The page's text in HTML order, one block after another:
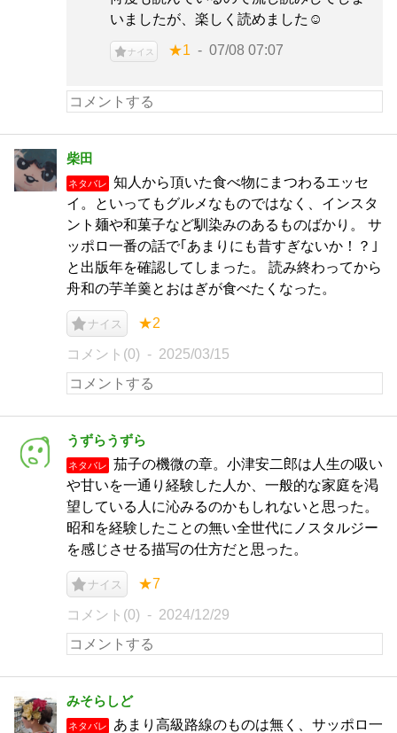
いましたが、楽しく読めました☺️
ナイス ★1 07/08 07:07
柴田
ネタバレ
知人から頂いた食べ物にまつわるエッセ
イ。といってもグルメなものではなく、インスタ
ント麺や和菓子など馴染みのあるものばかり。 サ
ッポロ一番の話で｢あまりにも昔すぎないか！？｣
と出版年を確認してしまった。 読み終わってから
舟和の芋羊羹とおはぎが食べたくなった。
ナイス ★2
コメント(0) 2025/03/15
うずらうずら
ネタバレ
茄子の機微の章。小津安二郎は人生の吸い
や甘いを一通り経験した人か、一般的な家庭を渇
望している人に沁みるのかもしれないと思った。
昭和を経験したことの無い全世代にノスタルジー
を感じさせる描写の仕方だと思った。
ナイス ★7
コメント(0) 2024/12/29
みそらしど
ネタバレ
あまり高級路線のものは無く、サッポロ一